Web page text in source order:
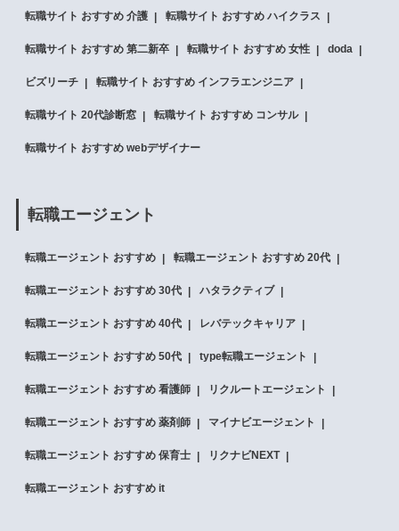
転職サイト おすすめ 介護 転職サイト おすすめ ハイクラス
転職サイト おすすめ 第二新卒 転職サイト おすすめ 女性 doda
ビズリーチ 転職サイト おすすめ インフラエンジニア
転職サイト 20代診断窓 転職サイト おすすめ コンサル
転職サイト おすすめ webデザイナー
転職エージェント
転職エージェント おすすめ 転職エージェント おすすめ 20代
転職エージェント おすすめ 30代 ハタラクティブ
転職エージェント おすすめ 40代 レバテックキャリア
転職エージェント おすすめ 50代 type転職エージェント
転職エージェント おすすめ 看護師 リクルートエージェント
転職エージェント おすすめ 薬剤師 マイナビエージェント
転職エージェント おすすめ 保育士 リクナビNEXT
転職エージェント おすすめ it